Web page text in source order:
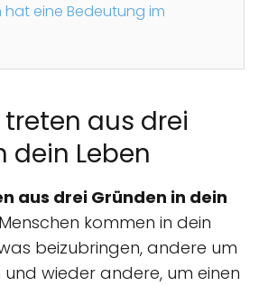
hat eine Bedeutung im
aus drei
dein Leben
aus drei Gründen in dein
kommen in dein
beizubringen, andere um
wieder andere, um einen